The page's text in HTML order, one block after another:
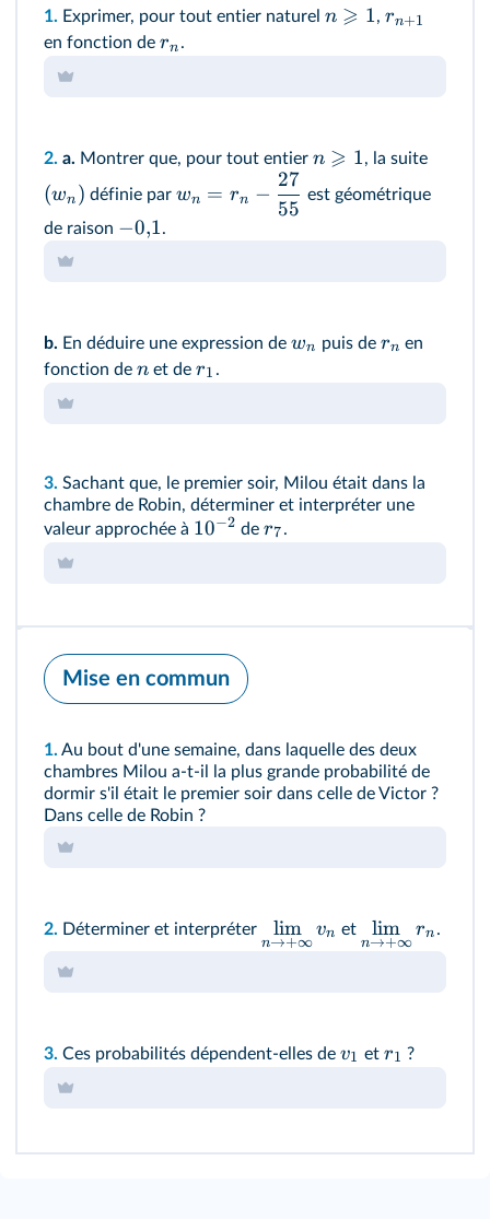
1. Exprimer, pour tout entier naturel n ⩾ 1, rn+1
en fonction de rn .
2. a. Montrer que, pour tout entier n ⩾ 1, la suite
(wn ) définie par wn = rn −
55
27
est géométrique
de raison −0,1.
b. En déduire une expression de wn puis de rn en
fonction de n et de r1 .
3. Sachant que, le premier soir, Milou était dans la
chambre de Robin, déterminer et interpréter une
valeur approchée à 10−2 de r7.
Mise en commun
1. Au bout d'une semaine, dans laquelle des deux
chambres Milou a-t-il la plus grande probabilité de
dormir s'il était le premier soir dans celle de Victor ?
Dans celle de Robin ?
2. Déterminer et interpréter
n→+∞
lim vn et
n→+∞
lim rn .
3. Ces probabilités dépendent-elles de v1 et r1 ?